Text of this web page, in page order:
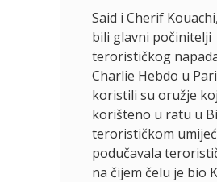
Said i Cherif
bili glavni počinitelji
terorističkog
Charlie Hebdo u
koristili su oružje
korišteno u ratu u
terorističkom
podučavala
na čijem čelu je bio